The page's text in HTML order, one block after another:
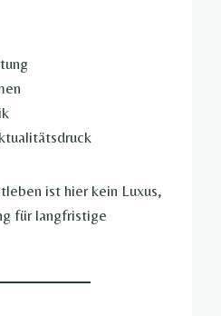
ist hier kein Luxus,
für langfristige